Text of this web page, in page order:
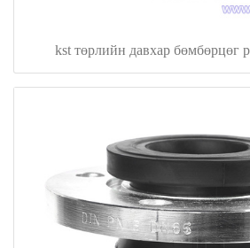
kst төрлийн давхар бөмбөрцөг